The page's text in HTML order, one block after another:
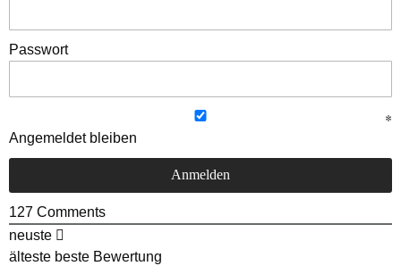
Passwort
Angemeldet bleiben
127 Comments
neuste
älteste beste Bewertung